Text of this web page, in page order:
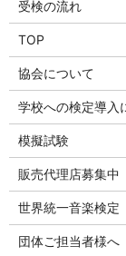
受検の流れ
TOP
協会について
学校への検定導入
模擬試験
販売代理店募集中
世界統一音楽検定
団体ご担当者様へ